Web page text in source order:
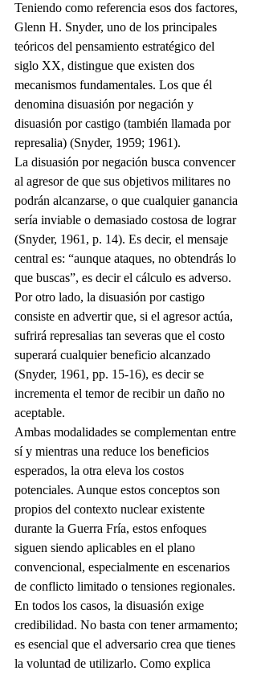
Teniendo como referencia esos dos factores,
Glenn H. Snyder, uno de los principales
teóricos del pensamiento estratégico del
siglo XX, distingue que existen dos
mecanismos fundamentales. Los que él
denomina disuasión por negación y
disuasión por castigo (también llamada por
represalia) (Snyder, 1959; 1961).
La disuasión por negación busca convencer
al agresor de que sus objetivos militares no
podrán alcanzarse, o que cualquier ganancia
sería inviable o demasiado costosa de lograr
(Snyder, 1961, p. 14). Es decir, el mensaje
central es: “aunque ataques, no obtendrás lo
que buscas”, es decir el cálculo es adverso.
Por otro lado, la disuasión por castigo
consiste en advertir que, si el agresor actúa,
sufrirá represalias tan severas que el costo
superará cualquier beneficio alcanzado
(Snyder, 1961, pp. 15-16), es decir se
incrementa el temor de recibir un daño no
aceptable.
Ambas modalidades se complementan entre
sí y mientras una reduce los beneficios
esperados, la otra eleva los costos
potenciales. Aunque estos conceptos son
propios del contexto nuclear existente
durante la Guerra Fría, estos enfoques
siguen siendo aplicables en el plano
convencional, especialmente en escenarios
de conflicto limitado o tensiones regionales.
En todos los casos, la disuasión exige
credibilidad. No basta con tener armamento;
es esencial que el adversario crea que tienes
la voluntad de utilizarlo. Como explica